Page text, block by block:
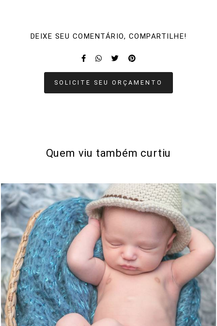
DEIXE SEU COMENTÁRIO, COMPARTILHE!
SOLICITE SEU ORÇAMENTO
Quem viu também curtiu
2464